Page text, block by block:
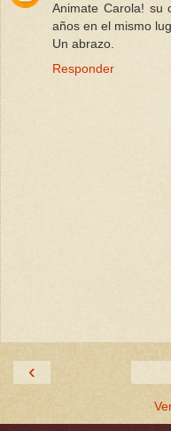
Animate Carola! su
años en el mismo
Un abrazo.
Responder
‹